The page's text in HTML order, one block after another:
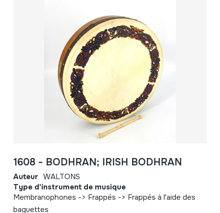
1608 - BODHRAN; IRISH BODHRAN
Auteur WALTONS
Type d'instrument de musique
Membranophones -> Frappés -> Frappés à l'aide des
baguettes